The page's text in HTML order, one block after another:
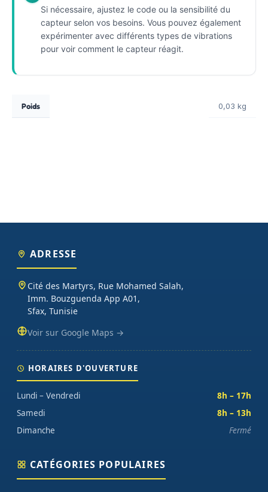
Si nécessaire, ajustez le code ou la sensibilité du
capteur selon vos besoins. Vous pouvez également
expérimenter avec différents types de vibrations
pour voir comment le capteur réagit.
Poids 0,03 kg
ADRESSE
Cité des Martyrs, Rue Mohamed Salah,
Imm. Bouzguenda App A01,
Sfax, Tunisie
Voir sur Google Maps →
HORAIRES D'OUVERTURE
Lundi – Vendredi
8h – 17h
Samedi
8h – 13h
Dimanche
Fermé
CATÉGORIES POPULAIRES